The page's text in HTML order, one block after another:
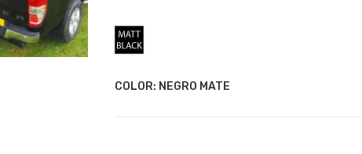
COLOR: NEGRO MATE